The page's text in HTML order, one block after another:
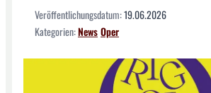
Veröffentlichungsdatum:19.06.2026
Kategorien:NewsOper